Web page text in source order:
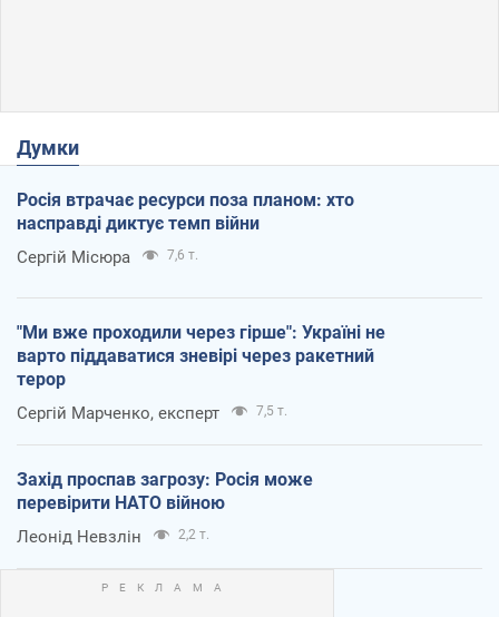
Думки
Росія втрачає ресурси поза планом: хто
насправді диктує темп війни
Сергій Місюра 7,6 т.
"Ми вже проходили через гірше": Україні не
варто піддаватися зневірі через ракетний
терор
Сергій Марченко, експерт 7,5 т.
Захід проспав загрозу: Росія може
перевірити НАТО війною
Леонід Невзлін 2,2 т.